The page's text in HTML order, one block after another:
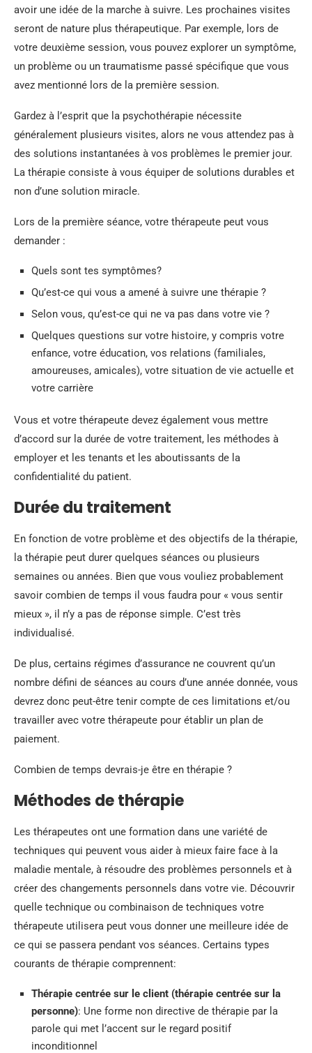
avoir une idée de la marche à suivre. Les prochaines visites
seront de nature plus thérapeutique. Par exemple, lors de
votre deuxième session, vous pouvez explorer un symptôme,
un problème ou un traumatisme passé spécifique que vous
avez mentionné lors de la première session.
Gardez à l’esprit que la psychothérapie nécessite
généralement plusieurs visites, alors ne vous attendez pas à
des solutions instantanées à vos problèmes le premier jour.
La thérapie consiste à vous équiper de solutions durables et
non d’une solution miracle.
Lors de la première séance, votre thérapeute peut vous
demander :
Quels sont tes symptômes?
Qu’est-ce qui vous a amené à suivre une thérapie ?
Selon vous, qu’est-ce qui ne va pas dans votre vie ?
Quelques questions sur votre histoire, y compris votre
enfance, votre éducation, vos relations (familiales,
amoureuses, amicales), votre situation de vie actuelle et
votre carrière
Vous et votre thérapeute devez également vous mettre
d’accord sur la durée de votre traitement, les méthodes à
employer et les tenants et les aboutissants de la
confidentialité du patient.
Durée du traitement
En fonction de votre problème et des objectifs de la thérapie,
la thérapie peut durer quelques séances ou plusieurs
semaines ou années. Bien que vous vouliez probablement
savoir combien de temps il vous faudra pour « vous sentir
mieux », il n’y a pas de réponse simple. C’est très
individualisé.
De plus, certains régimes d’assurance ne couvrent qu’un
nombre défini de séances au cours d’une année donnée, vous
devrez donc peut-être tenir compte de ces limitations et/ou
travailler avec votre thérapeute pour établir un plan de
paiement.
Combien de temps devrais-je être en thérapie ?
Méthodes de thérapie
Les thérapeutes ont une formation dans une variété de
techniques qui peuvent vous aider à mieux faire face à la
maladie mentale, à résoudre des problèmes personnels et à
créer des changements personnels dans votre vie. Découvrir
quelle technique ou combinaison de techniques votre
thérapeute utilisera peut vous donner une meilleure idée de
ce qui se passera pendant vos séances. Certains types
courants de thérapie comprennent:
Thérapie centrée sur le client (thérapie centrée sur la
personne): Une forme non directive de thérapie par la
parole qui met l’accent sur le regard positif
inconditionnel